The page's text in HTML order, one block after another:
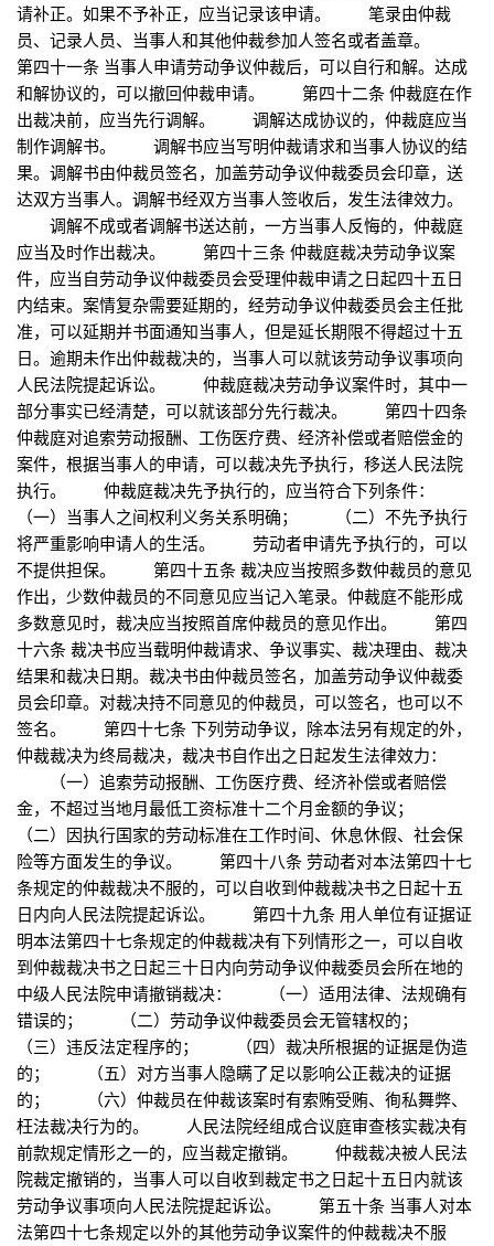
请补正。如果不予补正，应当记录该申请。 笔录由仲裁
员、记录人员、当事人和其他仲裁参加人签名或者盖章。
第四十一条 当事人申请劳动争议仲裁后，可以自行和解。达成
和解协议的，可以撤回仲裁申请。 第四十二条 仲裁庭在作
出裁决前，应当先行调解。 调解达成协议的，仲裁庭应当
制作调解书。 调解书应当写明仲裁请求和当事人协议的结
果。调解书由仲裁员签名，加盖劳动争议仲裁委员会印章，送
达双方当事人。调解书经双方当事人签收后，发生法律效力。
调解不成或者调解书送达前，一方当事人反悔的，仲裁庭
应当及时作出裁决。 第四十三条 仲裁庭裁决劳动争议案
件，应当自劳动争议仲裁委员会受理仲裁申请之日起四十五日
内结束。案情复杂需要延期的，经劳动争议仲裁委员会主任批
准，可以延期并书面通知当事人，但是延长期限不得超过十五
日。逾期未作出仲裁裁决的，当事人可以就该劳动争议事项向
人民法院提起诉讼。 仲裁庭裁决劳动争议案件时，其中一
部分事实已经清楚，可以就该部分先行裁决。 第四十四条
仲裁庭对追索劳动报酬、工伤医疗费、经济补偿或者赔偿金的
案件，根据当事人的申请，可以裁决先予执行，移送人民法院
执行。 仲裁庭裁决先予执行的，应当符合下列条件：
（一）当事人之间权利义务关系明确； （二）不先予执行
将严重影响申请人的生活。 劳动者申请先予执行的，可以
不提供担保。 第四十五条 裁决应当按照多数仲裁员的意见
作出，少数仲裁员的不同意见应当记入笔录。仲裁庭不能形成
多数意见时，裁决应当按照首席仲裁员的意见作出。 第四
十六条 裁决书应当载明仲裁请求、争议事实、裁决理由、裁决
结果和裁决日期。裁决书由仲裁员签名，加盖劳动争议仲裁委
员会印章。对裁决持不同意见的仲裁员，可以签名，也可以不
签名。 第四十七条 下列劳动争议，除本法另有规定的外，
仲裁裁决为终局裁决，裁决书自作出之日起发生法律效力：
（一）追索劳动报酬、工伤医疗费、经济补偿或者赔偿
金，不超过当地月最低工资标准十二个月金额的争议；
（二）因执行国家的劳动标准在工作时间、休息休假、社会保
险等方面发生的争议。 第四十八条 劳动者对本法第四十七
条规定的仲裁裁决不服的，可以自收到仲裁裁决书之日起十五
日内向人民法院提起诉讼。 第四十九条 用人单位有证据证
明本法第四十七条规定的仲裁裁决有下列情形之一，可以自收
到仲裁裁决书之日起三十日内向劳动争议仲裁委员会所在地的
中级人民法院申请撤销裁决： （一）适用法律、法规确有
错误的； （二）劳动争议仲裁委员会无管辖权的；
（三）违反法定程序的； （四）裁决所根据的证据是伪造
的； （五）对方当事人隐瞒了足以影响公正裁决的证据
的； （六）仲裁员在仲裁该案时有索贿受贿、徇私舞弊、
枉法裁决行为的。 人民法院经组成合议庭审查核实裁决有
前款规定情形之一的，应当裁定撤销。 仲裁裁决被人民法
院裁定撤销的，当事人可以自收到裁定书之日起十五日内就该
劳动争议事项向人民法院提起诉讼。 第五十条 当事人对本
法第四十七条规定以外的其他劳动争议案件的仲裁裁决不服